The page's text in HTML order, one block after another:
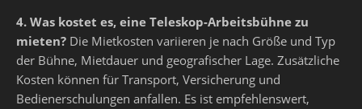
4. Was kostet es, eine Teleskop-Arbeitsbühne zu
mieten? Die Mietkosten variieren je nach Größe und Typ
der Bühne, Mietdauer und geografischer Lage. Zusätzliche
Kosten können für Transport, Versicherung und
Bedienerschulungen anfallen. Es ist empfehlenswert,